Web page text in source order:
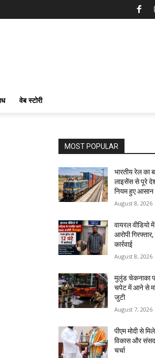
वेब स्टोरी
MOST POPULAR
भारतीय रेल का
लाइसेंस से पूरे
नियम हुए आसान
August 8, 2026
वायरल वीडियो
आरोपी
कार्रवाई
August 8, 2026
मुलुंड चेकनाका
चपेट में आने से
जुटी
August 7, 2026
पीएम मोदी से
विकास और संसद
चर्चा